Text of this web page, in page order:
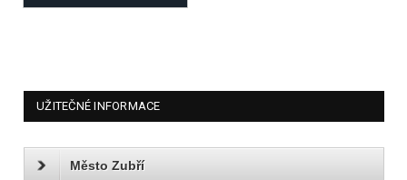
UŽITEČNÉ INFORMACE
Město Zubří